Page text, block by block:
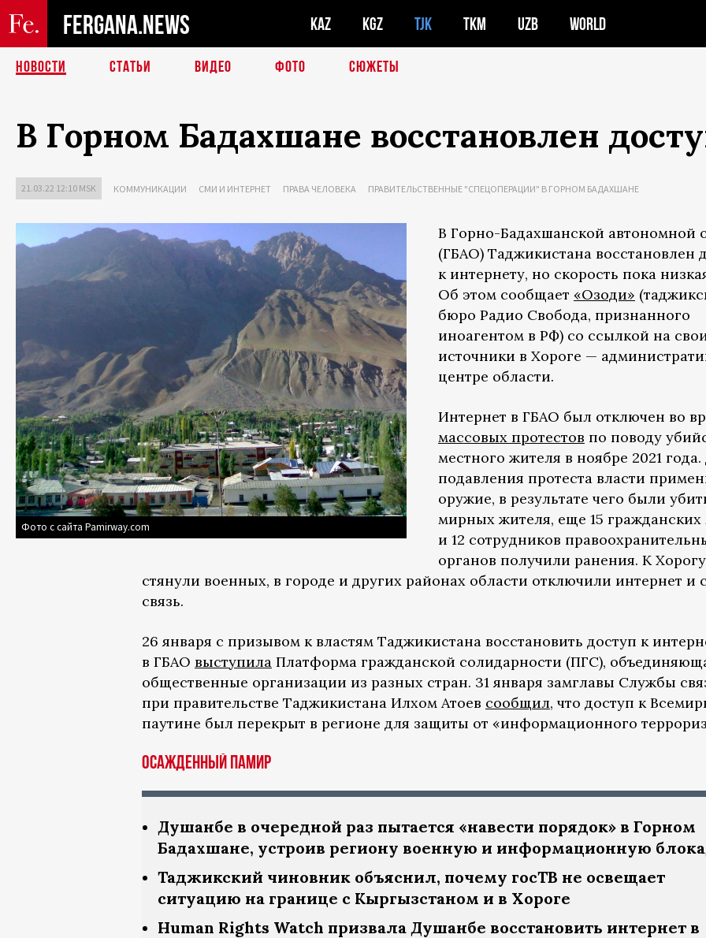
FERGANA.NEWS KAZ KGZ TJK TKM UZB WORLD
НОВОСТИ СТАТЬИ ВИДЕО ФОТО СЮЖЕТЫ
В Горном Бадахшане восстановлен
21.03.22 12:10 MSK КОММУНИКАЦИИ СМИ И ИНТЕРНЕТ ПРАВА ЧЕЛОВЕКА ПРАВИТЕЛЬСТВЕННЫЕ "СПЕЦОПЕРАЦИИ" В ГОРНОМ БАДАХШАНЕ
Фото с сайта Pamirway.com
В Горно-Бадахшанской автономной
(ГБАО) Таджикистана восстановлен
к интернету, но скорость пока
Об этом сообщает «Озоди»
бюро Радио Свобода, признанного
иноагентом в РФ) со ссылкой на
источники в Хороге —
центре области.
Интернет в ГБАО был отключен во
массовых протестов по поводу
местного жителя в ноябре 2021
подавления протеста власти
оружие, в результате чего были
мирных жителя, еще 15
и 12 сотрудников
органов получили ранения. К Хорогу
стянули военных, в городе и других районах области отключили интернет и
связь.
26 января с призывом к властям Таджикистана восстановить доступ к
в ГБАО выступила Платформа гражданской солидарности (ПГС),
общественные организации из разных стран. 31 января замглавы Службы
при правительстве Таджикистана Илхом Атоев сообщил, что доступ к
паутине был перекрыт в регионе для защиты от «информационного
Осажденный Памир
Душанбе в очередной раз пытается «навести порядок» в Горном
Бадахшане, устроив региону военную и информационную
Таджикский чиновник объяснил, почему госТВ не освещает
ситуацию на границе с Кыргызстаном и в Хороге
Human Rights Watch призвала Душанбе восстановить интернет в